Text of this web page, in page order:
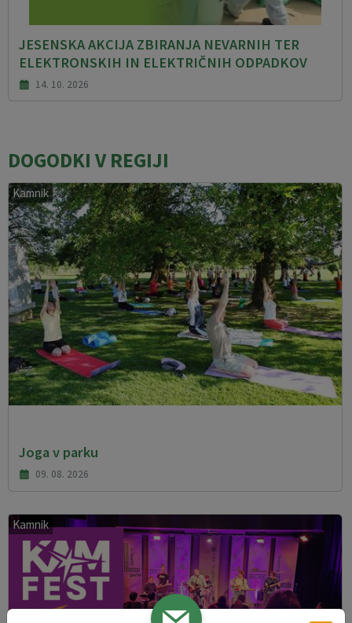
JESENSKA AKCIJA ZBIRANJA NEVARNIH TER
ELEKTRONSKIH IN ELEKTRIČNIH ODPADKOV
14. 10. 2026
DOGODKI V REGIJI
Kamnik
Joga v parku
09. 08. 2026
Kamnik